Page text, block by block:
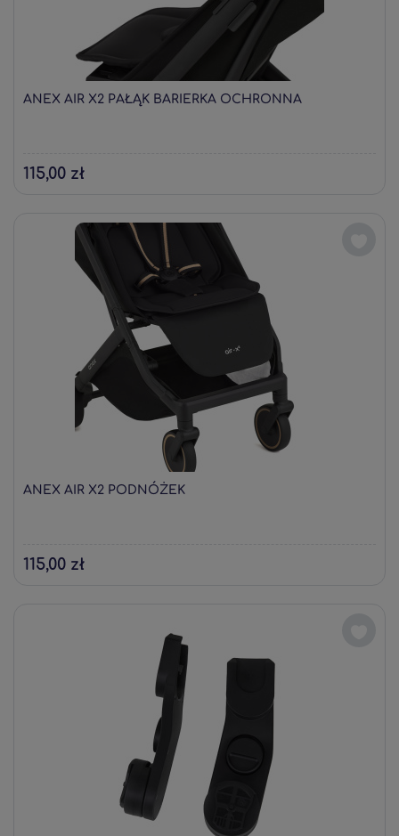
ANEX AIR X2 PAŁĄK BARIERKA OCHRONNA
115,00 zł
ANEX AIR X2 PODNÓŻEK
115,00 zł